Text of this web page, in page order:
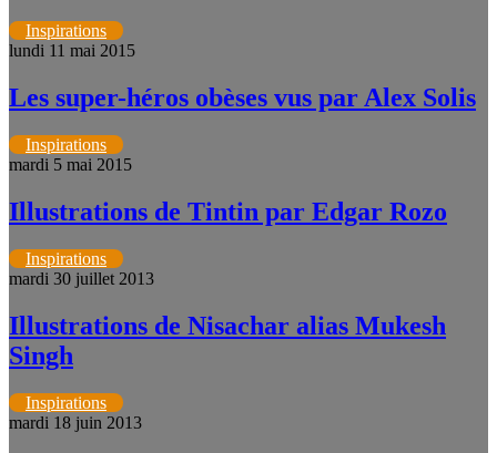
Inspirations
lundi 11 mai 2015
Les super-héros obèses vus par Alex Solis
Inspirations
mardi 5 mai 2015
Illustrations de Tintin par Edgar Rozo
Inspirations
mardi 30 juillet 2013
Illustrations de Nisachar alias Mukesh
Singh
Inspirations
mardi 18 juin 2013